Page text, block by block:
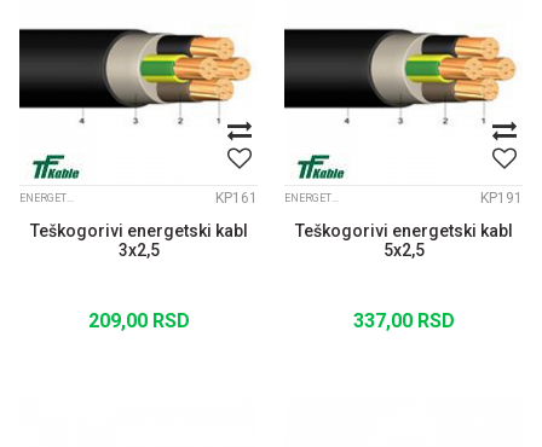
ENERGETSKI KABLOVI KP161
Teškogorivi energetski kabl
3x2,5
209,00 RSD
ENERGETSKI KABLOVI KP191
Teškogorivi energetski kabl
5x2,5
337,00 RSD